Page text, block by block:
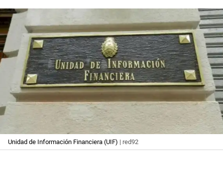
Unidad de Información Financiera (UIF) | red92